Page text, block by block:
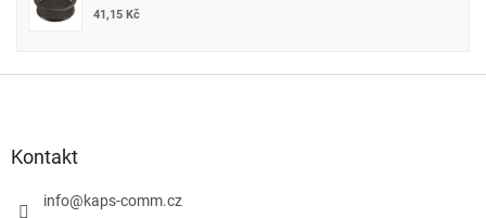
41,15 Kč
Kontakt
info@kaps-comm.cz